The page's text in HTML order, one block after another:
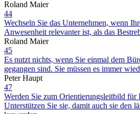
Roland Maier
44
Wechseln Sie das Unternehmen, wenn
Anwesenheit relevanter ist, als das
Roland Maier
45
Es nutzt nichts, wenn Sie einmal dem
gegangen sind. Sie müssen es immer
Peter Haupt
47
Werden Sie zum Orientierungsleitbild für
Unterstützen Sie sie, damit auch sie den